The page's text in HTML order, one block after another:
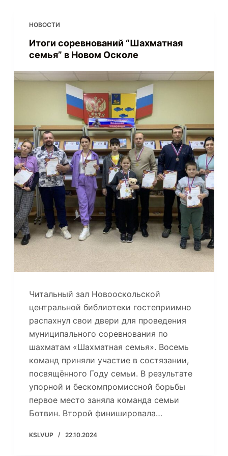
НОВОСТИ
Итоги соревнований “Шахматная
семья” в Новом Осколе
Читальный зал Новооскольской
центральной библиотеки гостеприимно
распахнул свои двери для проведения
муниципального соревнования по
шахматам «Шахматная семья». Восемь
команд приняли участие в состязании,
посвящённого Году семьи. В результате
упорной и бескомпромиссной борьбы
первое место заняла команда семьи
Ботвин. Второй финишировала…
KSLVUP 22.10.2024